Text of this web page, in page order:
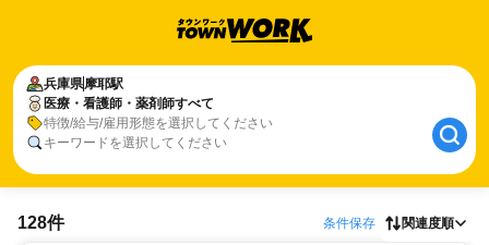
兵庫県摩耶駅
医療・看護師・薬剤師すべて
特徴/給与/雇用形態を選択してください
キーワードを選択してください
128件 条件保存 関連度順